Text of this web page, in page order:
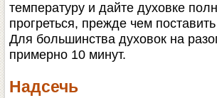
температуру и дайте духовке
прогреться, прежде чем
Для большинства духовок на
примерно 10 минут.
Надсечь